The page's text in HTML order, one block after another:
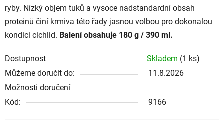
ryby. Nízký objem tuků a vysoce nadstandardní obsah
proteinů činí krmiva této řady jasnou volbou pro dokonalou
kondici cichlid. Balení obsahuje 180 g / 390 ml.
Dostupnost Skladem (1 ks)
Můžeme doručit do:
11.8.2026
Možnosti doručení
Kód:
9166